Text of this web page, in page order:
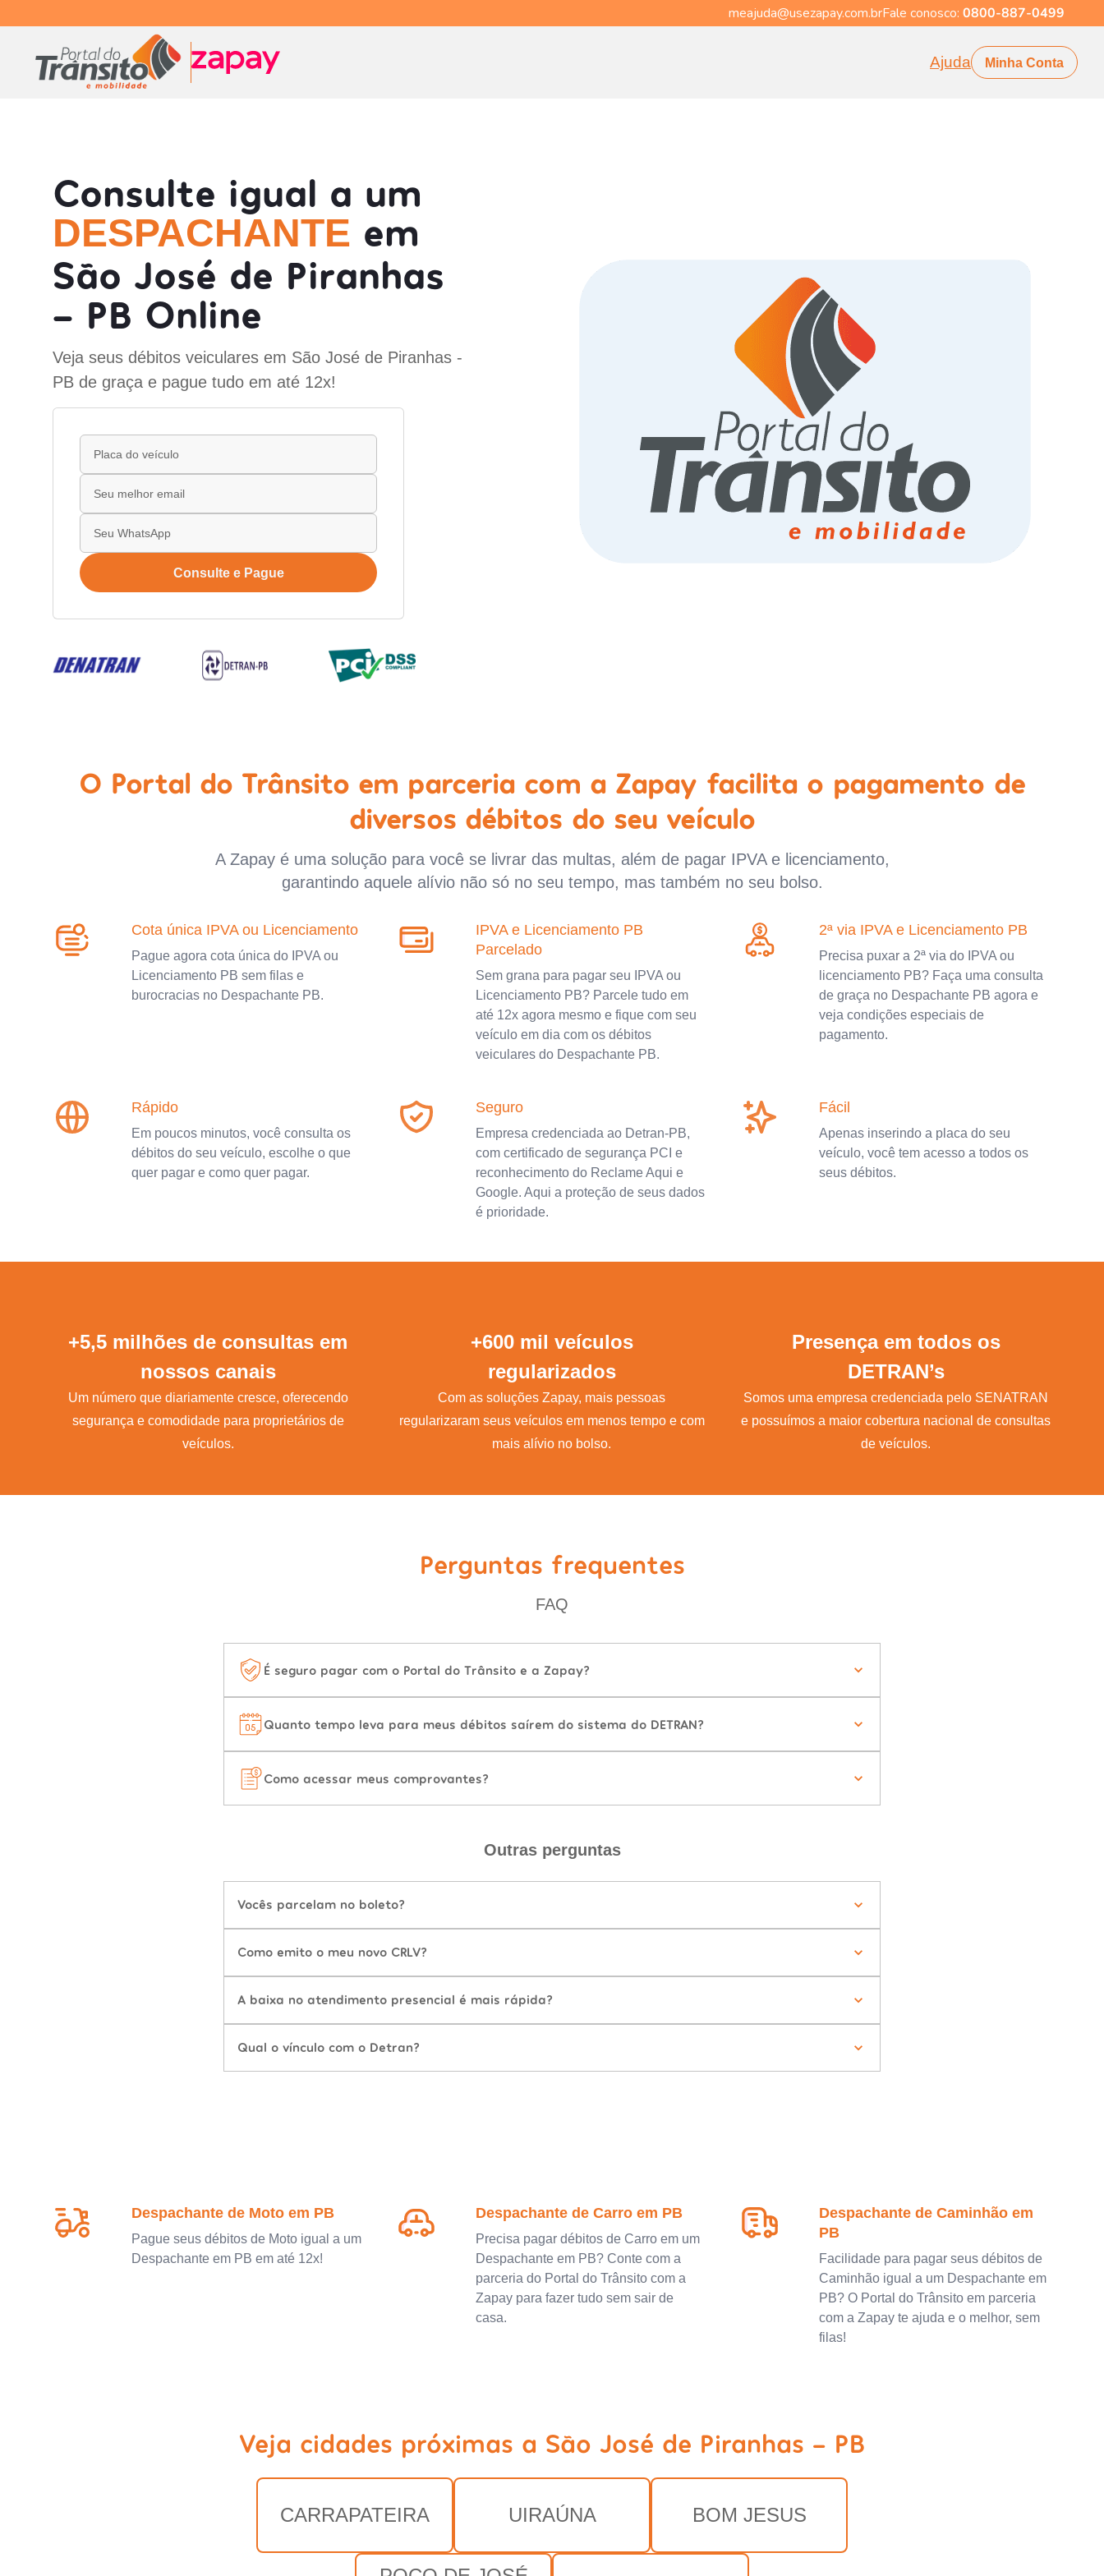
meajuda@usezapay.com.brFale conosco: 0800-887-0499
Ajuda Minha Conta
Consulte igual a um
DESPACHANTE em
São José de Piranhas
- PB Online
Veja seus débitos veiculares em São José de Piranhas -
PB de graça e pague tudo em até 12x!
Consulte e Pague
O Portal do Trânsito em parceria com a Zapay facilita o pagamento de
diversos débitos do seu veículo
A Zapay é uma solução para você se livrar das multas, além de pagar IPVA e licenciamento,
garantindo aquele alívio não só no seu tempo, mas também no seu bolso.
Cota única IPVA ou Licenciamento
Pague agora cota única do IPVA ou
Licenciamento PB sem filas e
burocracias no Despachante PB.
IPVA e Licenciamento PB
Parcelado
Sem grana para pagar seu IPVA ou
Licenciamento PB? Parcele tudo em
até 12x agora mesmo e fique com seu
veículo em dia com os débitos
veiculares do Despachante PB.
2ª via IPVA e Licenciamento PB
Precisa puxar a 2ª via do IPVA ou
licenciamento PB? Faça uma consulta
de graça no Despachante PB agora e
veja condições especiais de
pagamento.
Rápido
Em poucos minutos, você consulta os
débitos do seu veículo, escolhe o que
quer pagar e como quer pagar.
Seguro
Empresa credenciada ao Detran-PB,
com certificado de segurança PCI e
reconhecimento do Reclame Aqui e
Google. Aqui a proteção de seus dados
é prioridade.
Fácil
Apenas inserindo a placa do seu
veículo, você tem acesso a todos os
seus débitos.
+5,5 milhões de consultas em
nossos canais
Um número que diariamente cresce, oferecendo
segurança e comodidade para proprietários de
veículos.
+600 mil veículos
regularizados
Com as soluções Zapay, mais pessoas
regularizaram seus veículos em menos tempo e com
mais alívio no bolso.
Presença em todos os
DETRAN’s
Somos uma empresa credenciada pelo SENATRAN
e possuímos a maior cobertura nacional de consultas
de veículos.
Perguntas frequentes
FAQ
É seguro pagar com o Portal do Trânsito e a Zapay?
Quanto tempo leva para meus débitos saírem do sistema do DETRAN?
Como acessar meus comprovantes?
Outras perguntas
Vocês parcelam no boleto?
Como emito o meu novo CRLV?
A baixa no atendimento presencial é mais rápida?
Qual o vínculo com o Detran?
Despachante de Moto em PB
Pague seus débitos de Moto igual a um
Despachante em PB em até 12x!
Despachante de Carro em PB
Precisa pagar débitos de Carro em um
Despachante em PB? Conte com a
parceria do Portal do Trânsito com a
Zapay para fazer tudo sem sair de
casa.
Despachante de Caminhão em
PB
Facilidade para pagar seus débitos de
Caminhão igual a um Despachante em
PB? O Portal do Trânsito em parceria
com a Zapay te ajuda e o melhor, sem
filas!
Veja cidades próximas a São José de Piranhas - PB
CARRAPATEIRA UIRAÚNA BOM JESUS